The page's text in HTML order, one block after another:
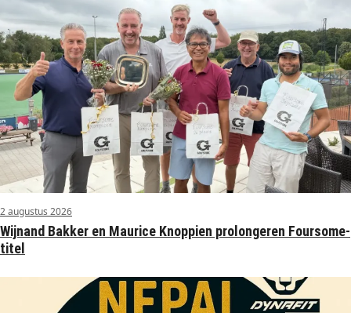
2 augustus 2026
Wijnand Bakker en Maurice Knoppien prolongeren Foursome-
titel